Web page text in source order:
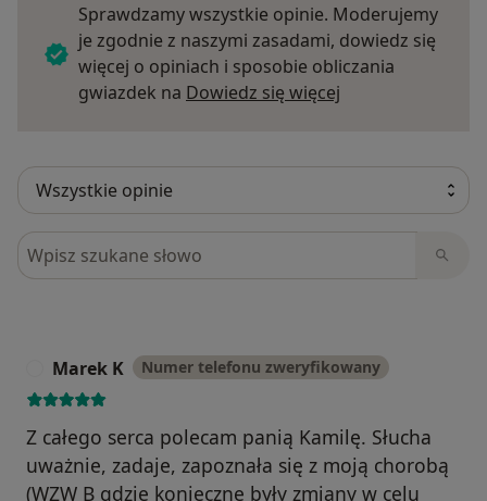
Sprawdzamy wszystkie opinie. Moderujemy
je zgodnie z naszymi zasadami, dowiedz się
więcej o opiniach i sposobie obliczania
gwiazdek na Dowiedz się więcej
Szukaj w opiniach
Marek K Numer telefonu zweryfikowany
Z całego serca polecam panią Kamilę. Słucha
uważnie, zadaje, zapoznała się z moją chorobą
(WZW B gdzie konieczne były zmiany w celu